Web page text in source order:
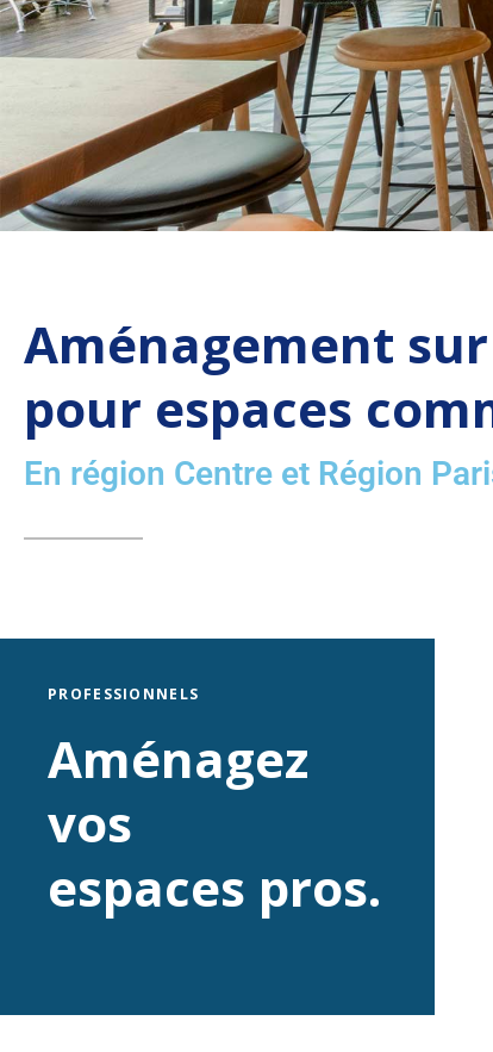
Aménagement
pour espaces
En région Centre et Région
PROFESSIONNELS
Aménagez
vos
espaces pros.